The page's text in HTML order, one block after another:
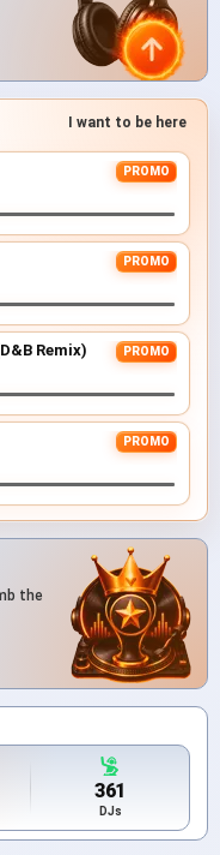
I want to be here
PROMO
PROMO
Remix) PROMO
PROMO
the
361
DJs